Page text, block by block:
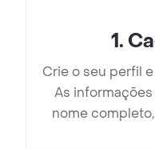
1.
Crie o seu perfil
As
nome